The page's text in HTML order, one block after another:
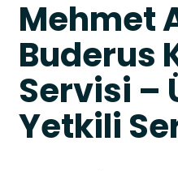
Mehmet
Buderus
Servisi –
Yetkili